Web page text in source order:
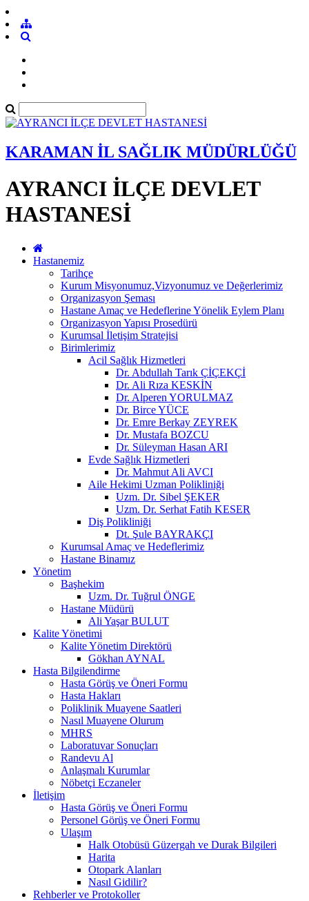
KARAMAN İL SAĞLIK MÜDÜRLÜĞÜ
AYRANCI İLÇE DEVLET
HASTANESİ
Hastanemiz
Tarihçe
Kurum Misyonumuz,Vizyonumuz ve Değerlerimiz
Organizasyon Şeması
Hastane Amaç ve Hedeflerine Yönelik Eylem Planı
Organizasyon Yapısı Prosedürü
Kurumsal İletişim Stratejisi
Birimlerimiz
Acil Sağlık Hizmetleri
Dr. Abdullah Tarık ÇİÇEKÇİ
Dr. Ali Rıza KESKİN
Dr. Alperen YORULMAZ
Dr. Birce YÜCE
Dr. Emre Berkay ZEYREK
Dr. Mustafa BOZCU
Dr. Süleyman Hasan ARI
Evde Sağlık Hizmetleri
Dr. Mahmut Ali AVCI
Aile Hekimi Uzman Polikliniği
Uzm. Dr. Sibel ŞEKER
Uzm. Dr. Serhat Fatih KESER
Diş Polikliniği
Dt. Şule BAYRAKÇI
Kurumsal Amaç ve Hedeflerimiz
Hastane Binamız
Yönetim
Başhekim
Uzm. Dr. Tuğrul ÖNGE
Hastane Müdürü
Ali Yaşar BULUT
Kalite Yönetimi
Kalite Yönetim Direktörü
Gökhan AYNAL
Hasta Bilgilendirme
Hasta Görüş ve Öneri Formu
Hasta Hakları
Poliklinik Muayene Saatleri
Nasıl Muayene Olurum
MHRS
Laboratuvar Sonuçları
Randevu Al
Anlaşmalı Kurumlar
Nöbetçi Eczaneler
İletişim
Hasta Görüş ve Öneri Formu
Personel Görüş ve Öneri Formu
Ulaşım
Halk Otobüsü Güzergah ve Durak Bilgileri
Harita
Otopark Alanları
Nasıl Gidilir?
Rehberler ve Protokoller